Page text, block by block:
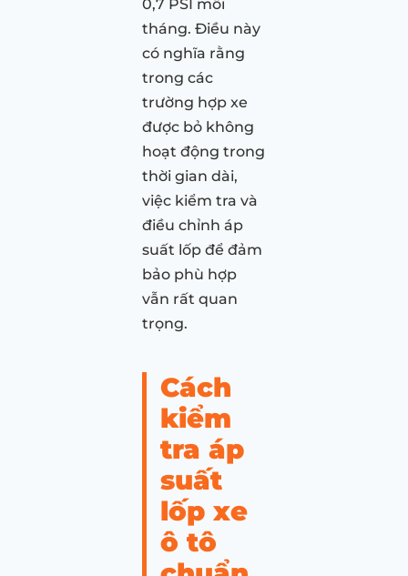
0,7 PSI mỗi
tháng. Điều này
có nghĩa rằng
trong các
trường hợp xe
được bỏ không
hoạt động trong
thời gian dài,
việc kiểm tra và
điều chỉnh áp
suất lốp để đảm
bảo phù hợp
vẫn rất quan
trọng.
Cách
kiểm
tra áp
suất
lốp xe
ô tô